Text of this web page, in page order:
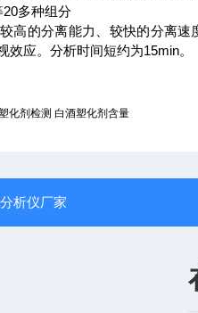
多种组分
高的分离能力、较快的分离
效应。分析时间短约为15min。
化剂检测 白酒塑化剂含量
析仪厂家